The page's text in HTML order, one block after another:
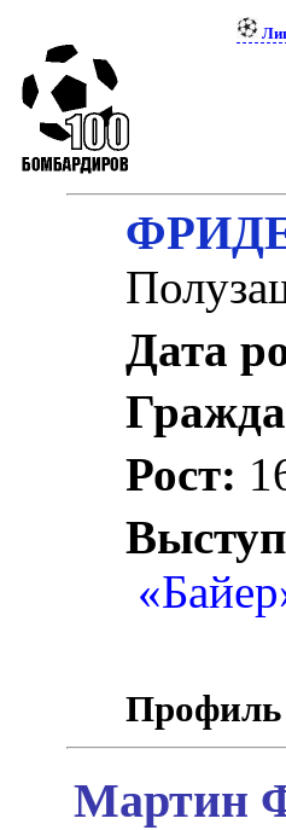
Дата
Рост:
Профиль
Мартин